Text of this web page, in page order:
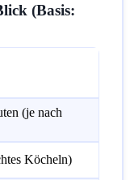
(Basis:
(je nach
Köcheln)